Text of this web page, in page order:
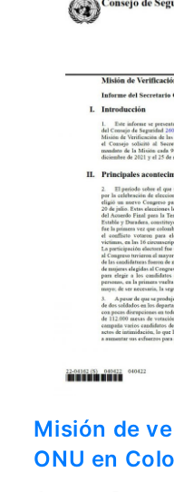
oficial
acceder
Por lo tanto,
únicamente
de información
de 2026.
Misión de
ONU en